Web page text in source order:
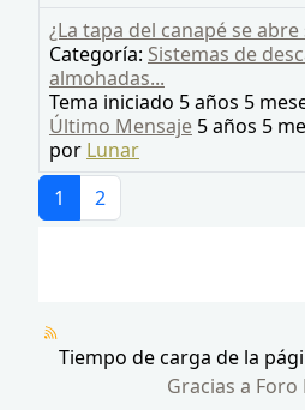
¿La tapa del canapé se
Categoría: Sistemas de
almohadas...
Tema iniciado 5 años 5
Último Mensaje 5 años 5
por Lunar
1
2
Tiempo de carga de la
Gracias a Foro